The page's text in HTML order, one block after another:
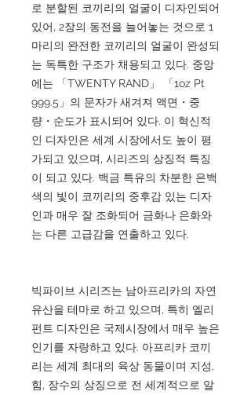
로 분할된 코끼리의 얼굴이 디자인되어
있어, 2장의 동전을 늘어놓는 것으로 1
마리의 완전한 코끼리의 얼굴이 완성되
는 독특한 구조가 채용되고 있다. 중앙
에는 「TWENTY RAND」 「1oz Pt
999.5」의 문자가 새겨져 액면・중
량・순도가 표시되어 있다. 이 혁신적
인 디자인은 세계 시장에서도 높이 평
가되고 있으며, 시리즈의 상징적 특징
이 되고 있다. 백금 특유의 차분한 은백
색의 빛이 코끼리의 중후감 있는 디자
인과 매우 잘 조화되어 금화나 은화와
는 다른 고급감을 연출하고 있다.
빅파이브 시리즈는 남아프리카의 자연
유산을 테마로 하고 있으며, 특히 엘리
펀트 디자인은 국제시장에서 매우 높은
인기를 자랑하고 있다. 아프리카 코끼
리는 세계 최대의 육상 동물이며 지성,
힘, 장수의 상징으로 전 세계적으로 알